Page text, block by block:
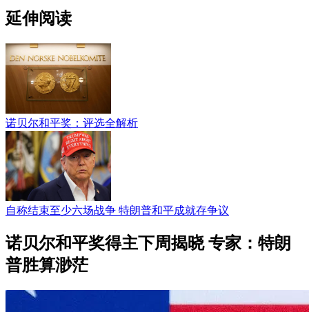
延伸阅读
诺贝尔和平奖：评选全解析
自称结束至少六场战争 特朗普和平成就存争议
诺贝尔和平奖得主下周揭晓 专家：特朗
普胜算渺茫